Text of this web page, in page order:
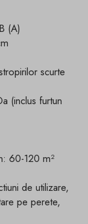
(A)
scurte
(inclus furtun
60-120 m²
de utilizare,
pe perete,